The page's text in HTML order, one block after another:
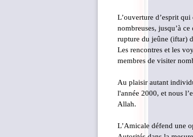
L’ouverture d’esprit
nombreuses, jusqu’à
rupture du jeûne (iftar)
Les rencontres et les
membres de visiter
Au plaisir autant
l'année 2000, et nous
Allah.
L’Amicale défend une